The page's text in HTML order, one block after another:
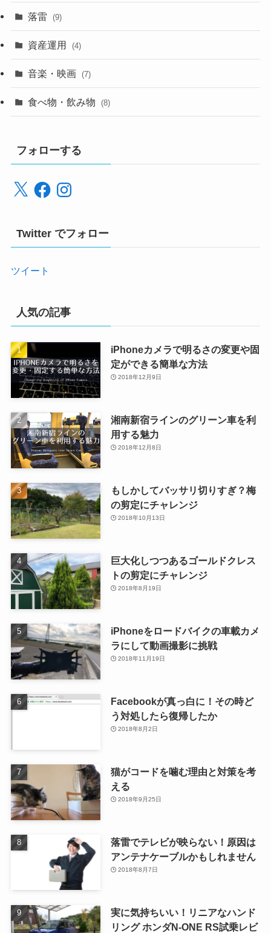
落雷 (9)
資産運用 (4)
音楽・映画 (7)
食べ物・飲み物 (8)
フォローする
X FacebookInstagram
Twitter でフォロー
ツイート
人気の記事
iPhoneカメラで明るさの変更や固
定ができる簡単な方法
2018年12月9日
湘南新宿ラインのグリーン車を利
用する魅力
2018年12月8日
もしかしてバッサリ切りすぎ？梅
の剪定にチャレンジ
2018年10月13日
巨大化しつつあるゴールドクレス
トの剪定にチャレンジ
2018年8月19日
iPhoneをロードバイクの車載カメ
ラにして動画撮影に挑戦
2018年11月19日
Facebookが真っ白に！その時ど
う対処したら復帰したか
2018年8月2日
猫がコードを噛む理由と対策を考
える
2018年9月25日
落雷でテレビが映らない！原因は
アンテナケーブルかもしれません
2018年8月7日
実に気持ちいい！リニアなハンド
リング ホンダN-ONE RS試乗レビ